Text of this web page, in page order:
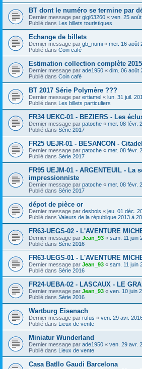
BT dont le numéro se termine par
Dernier message par gigi63260 « ven. 25
Publié dans Les billets touristiques
Echange de billets
Dernier message par gb_numi « mer. 16 août
Publié dans Coin café
Estimation collection complète
Dernier message par ade1950 « dim. 06 août
Publié dans Coin café
BT 2017 Série Polymère ???
Dernier message par ertiamel « lun. 31 juil.
Publié dans Les billets particuliers
FR34 UEKC-01 - BEZIERS - Les
Dernier message par patoche « mer. 08 févr.
Publié dans Série 2017
FR25 UEJR-01 - BESANCON -
Dernier message par patoche « mer. 08 févr.
Publié dans Série 2017
FR95 UEJM-01 - ARGENTEUIL - La
impressionniste
Dernier message par patoche « mer. 08 févr.
Publié dans Série 2017
dépot de pièce or
Dernier message par desbois « jeu. 01 déc.
Publié dans Valeurs de la république 2013 à
FR63-UEGS-02 - L'AVENTURE
Dernier message par Jean_93 « sam. 11 juin
Publié dans Série 2016
FR63-UEGS-01 - L'AVENTURE
Dernier message par Jean_93 « sam. 11 juin
Publié dans Série 2016
FR24-UEBA-02 - LASCAUX - LE
Dernier message par Jean_93 « ven. 10 juin
Publié dans Série 2016
Wartburg Eisenach
Dernier message par rufus « ven. 29 avr.
Publié dans Lieux de vente
Miniatur Wunderland
Dernier message par ade1950 « ven. 29 avr.
Publié dans Lieux de vente
Casa Batllo Gaudi Barcelona